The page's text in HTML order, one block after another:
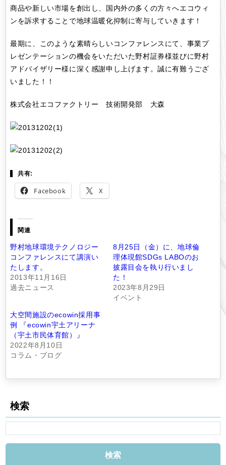
商品や新しい市場を創出し、国内外の多くの方々へエコウィ
ンを訴求することで地球温暖化抑制に寄与していきます！
最期に、このような素晴らしいコンファレンスにて、事業プ
レゼンテーションの機会をいただいた野村証券様並びに野村
アドバイザリー様に深く感謝申し上げます。誠に有難うござ
いました！！
株式会社エコファクトリー 技術開発部 大森
共有:
Facebook X
関連
野村地球環境テクノロジー
コンファレンスにて講演い
たします。
2013年11月16日
過去ニュース
8月25日（金）に、地球倫
理体現館SDGs LABOのお
披露目会を執り行いまし
た！
2023年8月29日
イベント
大空間施設のecowin採用事
例 『ecowin宇土アリーナ
（宇土市民体育館）』
2022年8月10日
コラム・ブログ
検索